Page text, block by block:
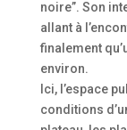
noire”. Son
allant à
finalement
environ.
Ici, l’espace
conditions